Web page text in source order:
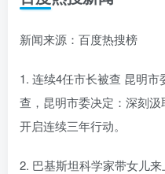
新闻来源：百度热搜榜
1. 连续4任市长被查 昆明
查，昆明市委决定：深刻汲
开启连续三年行动。
2. 巴基斯坦科学家带女儿